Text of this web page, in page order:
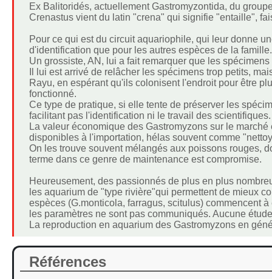
Ex Balitoridés, actuellement Gastromyzontida, du
Crenastus vient du latin "crena" qui signifie "entaille",
Pour ce qui est du circuit aquariophile, qui leur donne
d'identification que pour les autres espèces de la famille.
Un grossiste, AN, lui a fait remarquer que les
Il lui est arrivé de relâcher les spécimens trop petits,
Rayu, en espérant qu'ils colonisent l'endroit pour être
fonctionné.
Ce type de pratique, si elle tente de préserver les
facilitant pas l'identification ni le travail des scientifiques.
La valeur économique des Gastromyzons sur le
disponibles à l'importation, hélas souvent comme
On les trouve souvent mélangés aux poissons rouges,
terme dans ce genre de maintenance est compromise.
Heureusement, des passionnés de plus en plus
les aquarium de "type rivière"qui permettent de mieux
espèces (G.monticola, farragus, scitulus) commencent
les paramètres ne sont pas communiqués. Aucune
La reproduction en aquarium des Gastromyzons en
Références